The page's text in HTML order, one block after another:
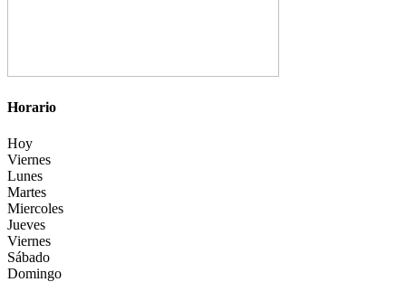
Horario
Hoy
Viernes
Lunes
Martes
Miercoles
Jueves
Viernes
Sábado
Domingo